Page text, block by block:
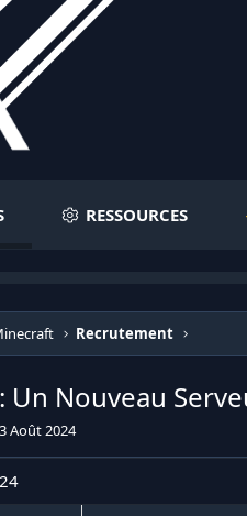
RESSOURCES
Recrutement
Un Nouveau
Août 2024